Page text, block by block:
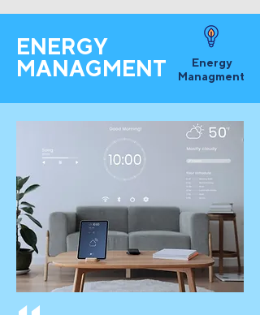
ENERGY
MANAGMENT
Energy
Managment